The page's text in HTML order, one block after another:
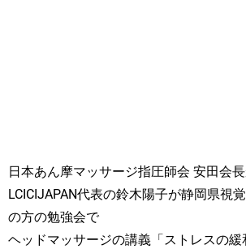
日本あん摩マッサージ指圧師会 安田会長
LCICIJAPAN代表の鈴木陽子が静岡県視
の方の勉強会で
ヘッドマッサージの講義「ストレスの